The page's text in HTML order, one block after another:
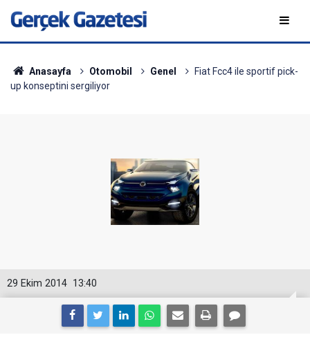
Anasayfa Otomobil Genel
Fiat Fcc4 ile sportif pick-
up konseptini sergiliyor
13:40
29 Ekim 2014